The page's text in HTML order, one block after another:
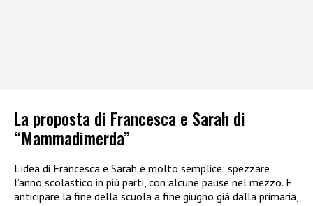
La proposta di Francesca e Sarah di
“Mammadimerda”
L’idea di Francesca e Sarah è molto semplice: spezzare
l’anno scolastico in più parti, con alcune pause nel mezzo. E
anticipare la fine della scuola a fine giugno già dalla primaria,